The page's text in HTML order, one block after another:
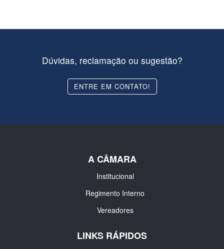
Dúvidas, reclamação ou sugestão?
ENTRE EM CONTATO!
A CÂMARA
Institucional
Regimento Interno
Vereadores
LINKS RÁPIDOS